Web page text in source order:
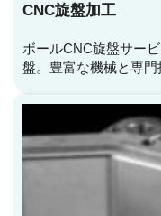
CNC旋盤加工
ボールCNC旋盤サー
盤。豊富な機械と専門